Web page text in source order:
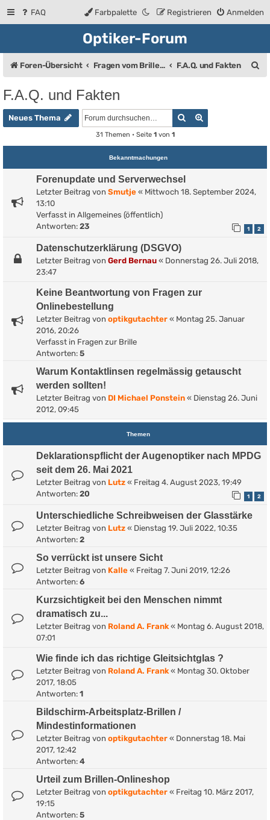
FAQ Anmelden
Registrieren
Farbpalette
Optiker-Forum
Foren-Übersicht Fragen vom Brillenträger an den Augenoptiker F.A.Q. und Fakten
F.A.Q. und Fakten
Neues Thema Suche
31 Themen • Seite 1von 1
Bekanntmachungen
Forenupdate und Serverwechsel
Letzter Beitrag von Smutje « Mittwoch 18. September 2024,
13:10
Verfasst in Allgemeines (öffentlich)
Antworten: 23 1 2
Datenschutzerklärung (DSGVO)
Letzter Beitrag von Gerd Bernau « Donnerstag 26. Juli 2018,
23:47
Keine Beantwortung von Fragen zur
Onlinebestellung
Letzter Beitrag von optikgutachter « Montag 25. Januar
2016, 20:26
Verfasst in Fragen zur Brille
Antworten: 5
Warum Kontaktlinsen regelmässig getauscht
werden sollten!
Letzter Beitrag von DI Michael Ponstein « Dienstag 26. Juni
2012, 09:45
Themen
Deklarationspflicht der Augenoptiker nach MPDG
seit dem 26. Mai 2021
Letzter Beitrag von Lutz « Freitag 4. August 2023, 19:49
Antworten: 20 1 2
Unterschiedliche Schreibweisen der Glasstärke
Letzter Beitrag von Lutz « Dienstag 19. Juli 2022, 10:35
Antworten: 2
So verrückt ist unsere Sicht
Letzter Beitrag von Kalle « Freitag 7. Juni 2019, 12:26
Antworten: 6
Kurzsichtigkeit bei den Menschen nimmt
dramatisch zu...
Letzter Beitrag von Roland A. Frank « Montag 6. August 2018,
07:01
Wie finde ich das richtige Gleitsichtglas ?
Letzter Beitrag von Roland A. Frank « Montag 30. Oktober
2017, 18:05
Antworten: 1
Bildschirm-Arbeitsplatz-Brillen /
Mindestinformationen
Letzter Beitrag von optikgutachter « Donnerstag 18. Mai
2017, 12:42
Antworten: 4
Urteil zum Brillen-Onlineshop
Letzter Beitrag von optikgutachter « Freitag 10. März 2017,
19:15
Antworten: 5